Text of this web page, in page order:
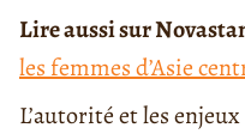
Lire aussi sur
les femmes d’Asie
L’autorité et les